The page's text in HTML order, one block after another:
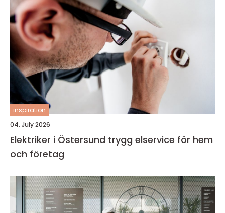
inspiration
04. July 2026
Elektriker i Östersund trygg elservice för hem
och företag